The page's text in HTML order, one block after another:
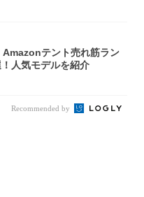
Amazonテント売れ筋ラン
人気モデルを紹介
Recommended by